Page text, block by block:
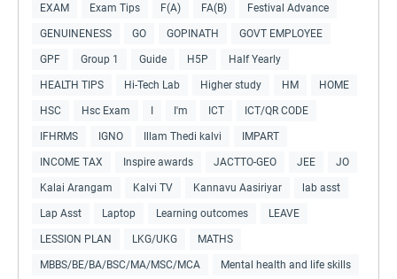
EXAM Exam Tips F(A) FA(B) Festival Advance
GENUINENESS GO GOPINATH GOVT EMPLOYEE
GPF Group 1 Guide H5P Half Yearly
HEALTH TIPS Hi-Tech Lab Higher study HM HOME
HSC Hsc Exam I'm ICT ICT/QR CODE
IFHRMS IGNO Illam Thedi kalvi IMPART
INCOME TAX Inspire awards JACTTO-GEO JEE JO
Kalai Arangam Kalvi TV Kannavu Aasiriyar lab asst
Lap Asst Laptop Learning outcomes LEAVE
LESSION PLAN LKG/UKG MATHS
MBBS/BE/BA/BSC/MA/MSC/MCA Mental health and life skills